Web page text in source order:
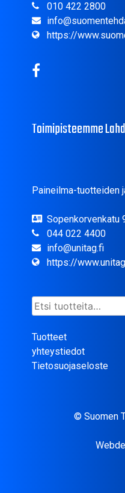
010 422 2800
https://
Toimipisteemme
Paineilma-tuotteiden
Sopenkorvenkatu
044 022 4400
info@unitag.fi
https://
Etsi:
Tuotteet
yhteystiedot
Tietosuojaseloste
© Suomen